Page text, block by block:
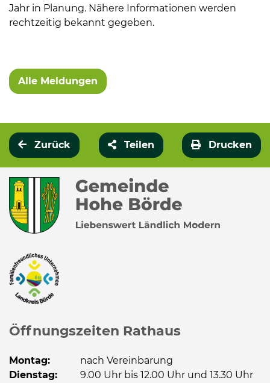
Jahr in Planung. Nähere Informationen werden
rechtzeitig bekannt gegeben.
Alle Meldungen
Zurück Teilen Drucken
Öffnungszeiten Rathaus
Montag:
nach Vereinbarung
Dienstag:
9.00 Uhr bis 12.00 Uhr und 13.30 Uhr